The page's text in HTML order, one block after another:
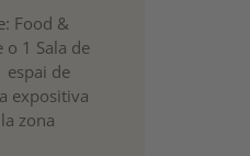
Food &
o 1 Sala de
espai de
expositiva
zona